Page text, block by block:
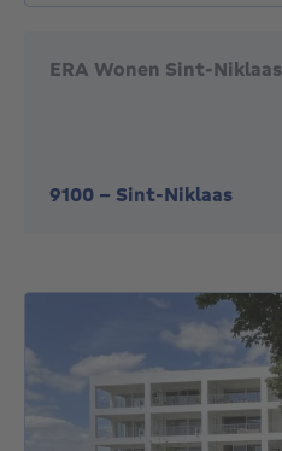
ERA Wonen Sint-Niklaas
9100 - Sint-Niklaas